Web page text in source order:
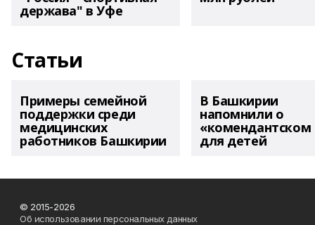
держава" в Уфе
Статьи
Примеры семейной
поддержки среди
медицинских
работников Башкирии
В Башкирии
напомнили о
«комендантском
для детей
© 2015-2026
Об использовании персональных данных